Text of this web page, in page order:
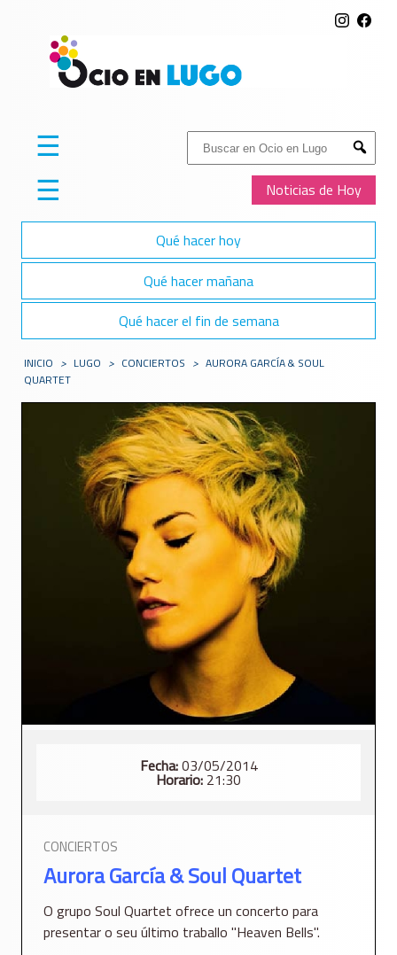
Buscar:
Submit
Noticias de Hoy
☰
☰
Qué hacer hoy
Qué hacer mañana
Qué hacer el fin de semana
INICIO > LUGO > CONCIERTOS > AURORA GARCÍA & SOUL
QUARTET
Fecha:03/05/2014
Horario: 21:30
CONCIERTOS
Aurora García & Soul Quartet
O grupo Soul Quartet ofrece un concerto para
presentar o seu último traballo "Heaven Bells".